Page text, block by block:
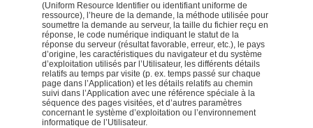
(Uniform Resource Identifier ou identifiant uniforme de
ressource), l’heure de la demande, la méthode utilisée pour
soumettre la demande au serveur, la taille du fichier reçu en
réponse, le code numérique indiquant le statut de la
réponse du serveur (résultat favorable, erreur, etc.), le pays
d’origine, les caractéristiques du navigateur et du système
d’exploitation utilisés par l’Utilisateur, les différents détails
relatifs au temps par visite (p. ex. temps passé sur chaque
page dans l’Application) et les détails relatifs au chemin
suivi dans l’Application avec une référence spéciale à la
séquence des pages visitées, et d’autres paramètres
concernant le système d’exploitation ou l’environnement
informatique de l’Utilisateur.